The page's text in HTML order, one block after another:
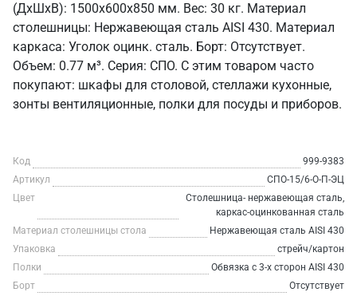
(ДхШхВ): 1500x600x850 мм. Вес: 30 кг. Материал
столешницы: Нержавеющая сталь AISI 430. Материал
каркаса: Уголок оцинк. сталь. Борт: Отсутствует.
Объем: 0.77 м³. Серия: СПО. С этим товаром часто
покупают: шкафы для столовой, стеллажи кухонные,
зонты вентиляционные, полки для посуды и приборов.
Код
999-9383
Артикул
СПО-15/6-О-П-ЭЦ
Цвет
Столешница- нержавеющая сталь,
каркас-оцинкованная сталь
Материал столешницы стола
Нержавеющая сталь AISI 430
Упаковка
стрейч/картон
Полки
Обвязка с 3-х сторон AISI 430
Борт
Отсутствует